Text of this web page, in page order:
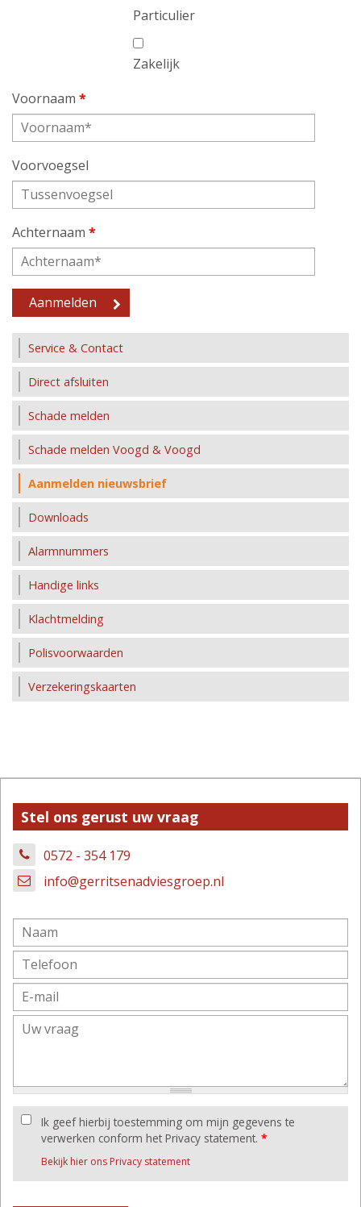
Particulier
Zakelijk
Voornaam *
Voorvoegsel
Achternaam *
Service & Contact
Direct afsluiten
Schade melden
Schade melden Voogd & Voogd
Aanmelden nieuwsbrief
Downloads
Alarmnummers
Handige links
Klachtmelding
Polisvoorwaarden
Verzekeringskaarten
Stel ons gerust uw vraag
0572 - 354 179
info@gerritsenadviesgroep.nl
Ik geef hierbij toestemming om mijn gegevens te
verwerken conform het Privacy statement. *
Bekijk hier ons Privacy statement